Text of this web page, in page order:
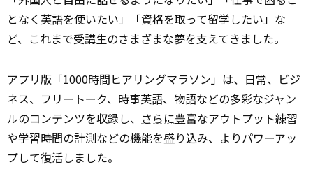
となく英語を使いたい」「資格を取って留学したい」な
ど、これまで受講生のさまざまな夢を支えてきました。
アプリ版「1000時間ヒアリングマラソン」は、日常、ビジ
ネス、フリートーク、時事英語、物語などの多彩なジャン
ルのコンテンツを収録し、 さらに豊富なアウトプット練習
や学習時間の計測などの機能を盛り込み、よりパワーアッ
プして復活しました。